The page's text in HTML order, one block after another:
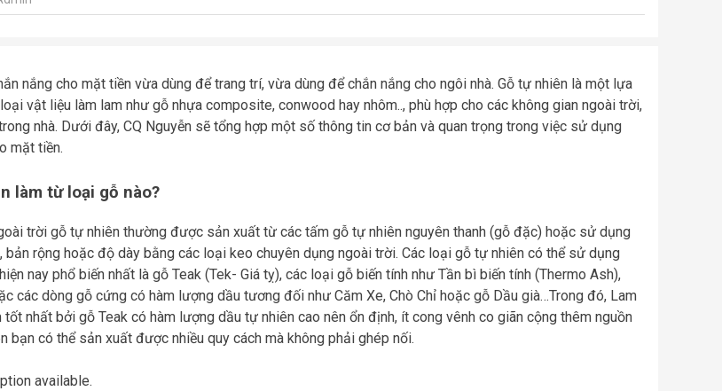
nắng cho mặt tiền vừa dùng để trang trí, vừa dùng để chắn nắng cho ngôi nhà. Gỗ tự nhiên là một lựa
vật liệu làm lam như gỗ nhựa composite, conwood hay nhôm.., phù hợp cho các không gian ngoài trời,
nhà. Dưới đây, CQ Nguyễn sẽ tổng hợp một số thông tin cơ bản và quan trọng trong việc sử dụng
mặt tiền.
làm từ loại gỗ nào?
trời gỗ tự nhiên thường được sản xuất từ các tấm gỗ tự nhiên nguyên thanh (gỗ đặc) hoặc sử dụng
bản rộng hoặc độ dày bằng các loại keo chuyên dụng ngoài trời. Các loại gỗ tự nhiên có thể sử dụng
nay phổ biến nhất là gỗ Teak (Tek- Giá tỵ), các loại gỗ biến tính như Tần bì biến tính (Thermo Ash),
các dòng gỗ cứng có hàm lượng dầu tương đối như Căm Xe, Chò Chỉ hoặc gỗ Dầu già…Trong đó, Lam
nhất bởi gỗ Teak có hàm lượng dầu tự nhiên cao nên ổn định, ít cong vênh co giãn cộng thêm nguồn
bạn có thể sản xuất được nhiều quy cách mà không phải ghép nối.